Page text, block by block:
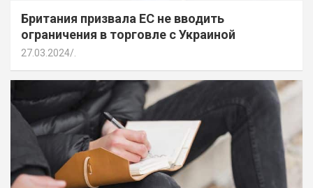
Британия призвала ЕС не вводить
ограничения в торговле с Украиной
27.03.2024